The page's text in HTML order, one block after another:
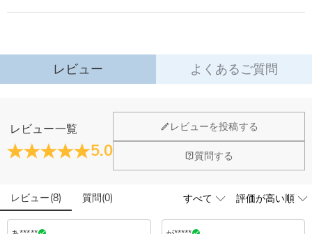
作成することができるのです。
様々な記念日にこだわりのオリジナルボブルヘッドを贈りませんか？
※ご購入の前に必ずこちらをお読みいただき、ご了承の上お買い求めください
ませ：
でご購入くださいませ。
閉じる
詳細はこちら
以内に返品＆交換できます。
詳細はこちら
レビュー よくあるご質問
レビュー一覧
5.0
レビューを投稿する
質問する
レビュー(8) 質問(0)
ホーム＆雑貨
大量注文の制作は承っておりますか？
はい、対応可能です。ご希望の数量、デザイン、文字内容、ご
いたします。お気軽にお問い合わせください。
ードする画像に要求や制限等はありますか？
商品のベスト効果のために、お写真を選ぶ際に可能な限り最高
品質（画素数の高画像データ）の画像をご使用ください。